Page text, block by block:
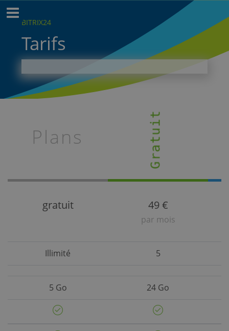
BITRIX24
Tarifs
Plans Gratuit
gratuit 49 €
par mois
Illimité 5
5 Go 24 Go